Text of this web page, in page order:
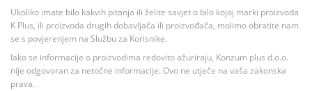
Ukoliko imate bilo kakvih pitanja ili želite savjet o bilo kojoj marki proizvoda
K Plus, ili proizvoda drugih dobavljača ili proizvođača, molimo obratite nam
se s povjerenjem na Službu za Korisnike.
Iako se informacije o proizvodima redovito ažuriraju, Konzum plus d.o.o.
nije odgovoran za netočne informacije. Ovo ne utječe na vaša zakonska
prava.